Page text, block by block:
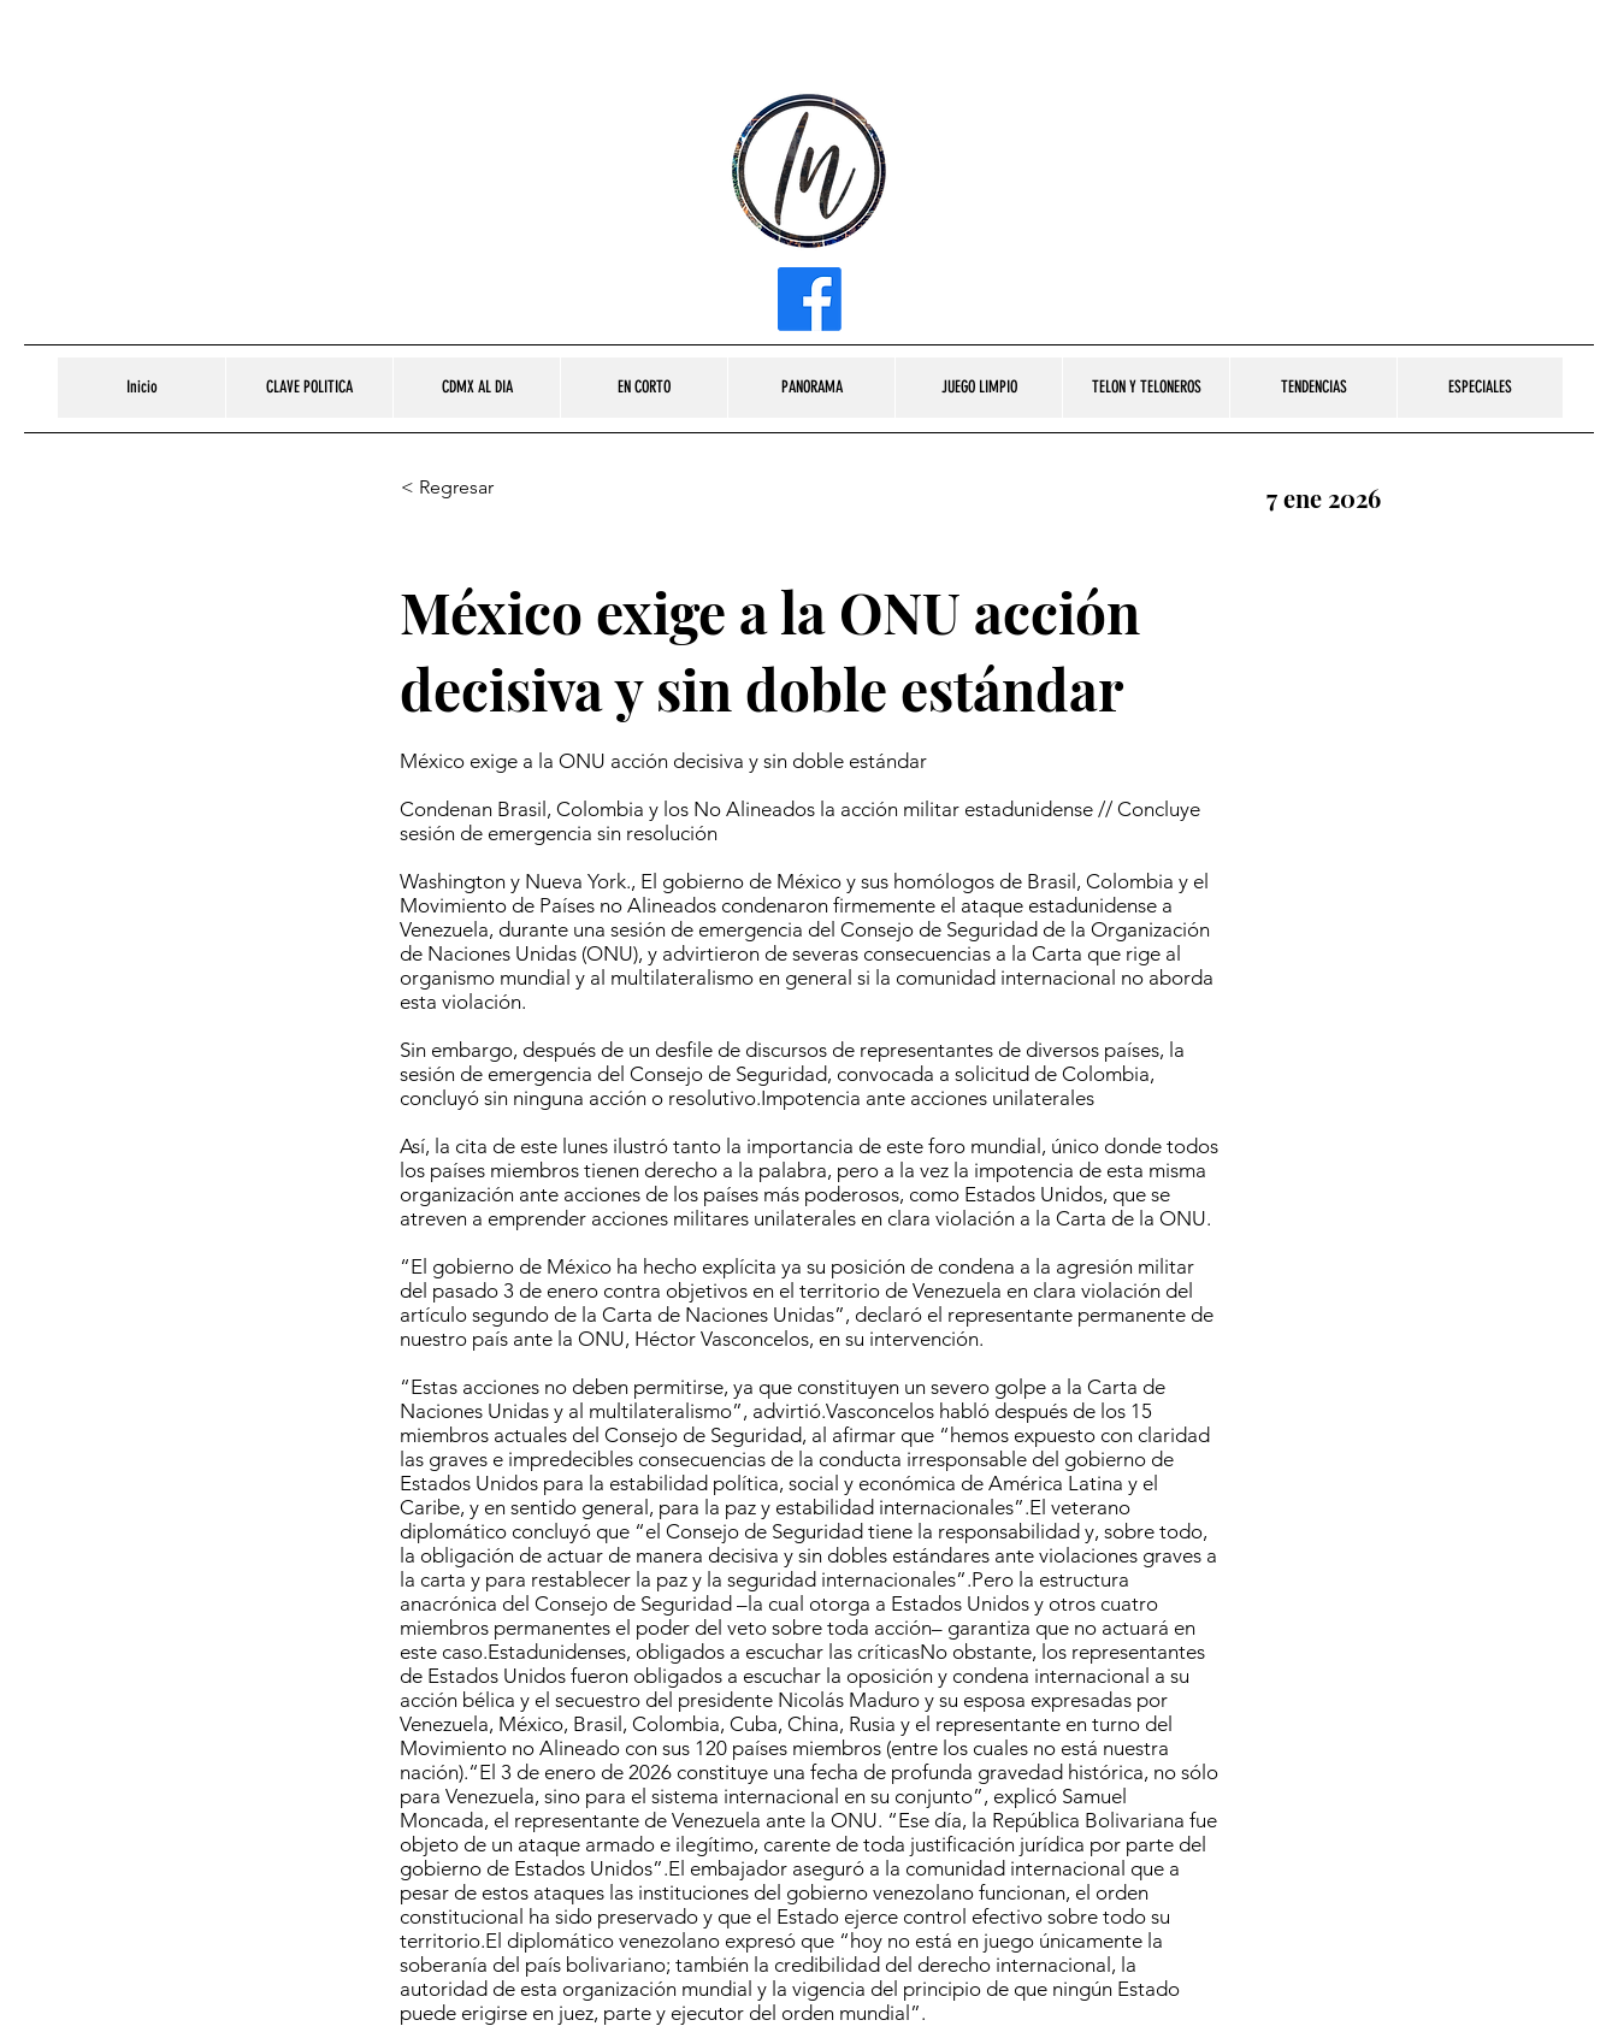
Inicio CLAVE POLITICA CDMX AL DIA EN CORTO PANORAMA JUEGO LIMPIO TELON Y TELONEROS TENDENCIAS ESPECIALES
< Regresar 7 ene 2026
México exige a la ONU acción
decisiva y sin doble estándar
México exige a la ONU acción decisiva y sin doble estándar
Condenan Brasil, Colombia y los No Alineados la acción militar estadunidense // Concluye
sesión de emergencia sin resolución
Washington y Nueva York., El gobierno de México y sus homólogos de Brasil, Colombia y el
Movimiento de Países no Alineados condenaron firmemente el ataque estadunidense a
Venezuela, durante una sesión de emergencia del Consejo de Seguridad de la Organización
de Naciones Unidas (ONU), y advirtieron de severas consecuencias a la Carta que rige al
organismo mundial y al multilateralismo en general si la comunidad internacional no aborda
esta violación.
Sin embargo, después de un desfile de discursos de representantes de diversos países, la
sesión de emergencia del Consejo de Seguridad, convocada a solicitud de Colombia,
concluyó sin ninguna acción o resolutivo.Impotencia ante acciones unilaterales
Así, la cita de este lunes ilustró tanto la importancia de este foro mundial, único donde todos
los países miembros tienen derecho a la palabra, pero a la vez la impotencia de esta misma
organización ante acciones de los países más poderosos, como Estados Unidos, que se
atreven a emprender acciones militares unilaterales en clara violación a la Carta de la ONU.
“El gobierno de México ha hecho explícita ya su posición de condena a la agresión militar
del pasado 3 de enero contra objetivos en el territorio de Venezuela en clara violación del
artículo segundo de la Carta de Naciones Unidas”, declaró el representante permanente de
nuestro país ante la ONU, Héctor Vasconcelos, en su intervención.
“Estas acciones no deben permitirse, ya que constituyen un severo golpe a la Carta de
Naciones Unidas y al multilateralismo”, advirtió.Vasconcelos habló después de los 15
miembros actuales del Consejo de Seguridad, al afirmar que “hemos expuesto con claridad
las graves e impredecibles consecuencias de la conducta irresponsable del gobierno de
Estados Unidos para la estabilidad política, social y económica de América Latina y el
Caribe, y en sentido general, para la paz y estabilidad internacionales”.El veterano
diplomático concluyó que “el Consejo de Seguridad tiene la responsabilidad y, sobre todo,
la obligación de actuar de manera decisiva y sin dobles estándares ante violaciones graves a
la carta y para restablecer la paz y la seguridad internacionales”.Pero la estructura
anacrónica del Consejo de Seguridad –la cual otorga a Estados Unidos y otros cuatro
miembros permanentes el poder del veto sobre toda acción– garantiza que no actuará en
este caso.Estadunidenses, obligados a escuchar las críticasNo obstante, los representantes
de Estados Unidos fueron obligados a escuchar la oposición y condena internacional a su
acción bélica y el secuestro del presidente Nicolás Maduro y su esposa expresadas por
Venezuela, México, Brasil, Colombia, Cuba, China, Rusia y el representante en turno del
Movimiento no Alineado con sus 120 países miembros (entre los cuales no está nuestra
nación).“El 3 de enero de 2026 constituye una fecha de profunda gravedad histórica, no sólo
para Venezuela, sino para el sistema internacional en su conjunto”, explicó Samuel
Moncada, el representante de Venezuela ante la ONU. “Ese día, la República Bolivariana fue
objeto de un ataque armado e ilegítimo, carente de toda justificación jurídica por parte del
gobierno de Estados Unidos”.El embajador aseguró a la comunidad internacional que a
pesar de estos ataques las instituciones del gobierno venezolano funcionan, el orden
constitucional ha sido preservado y que el Estado ejerce control efectivo sobre todo su
territorio.El diplomático venezolano expresó que “hoy no está en juego únicamente la
soberanía del país bolivariano; también la credibilidad del derecho internacional, la
autoridad de esta organización mundial y la vigencia del principio de que ningún Estado
puede erigirse en juez, parte y ejecutor del orden mundial”.